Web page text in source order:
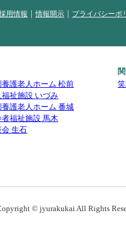
用情報 情報開示 プライバシーポ
養護老人ホーム 松前
福祉施設 いづみ
養護老人ホーム 番城
者福祉施設 馬木
会 生石
© jyurakukai All Rights